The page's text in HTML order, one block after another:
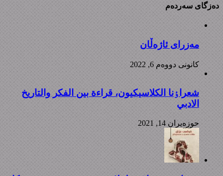
دەزگای سەردەم
مەزرای ئاژەڵان
كانونی دووه‌م 6, 2022
شعراٶنا الکلاسیکیون، قراءة بین الفکر والتاریخ
الادبي
حوزه‌یران 14, 2021